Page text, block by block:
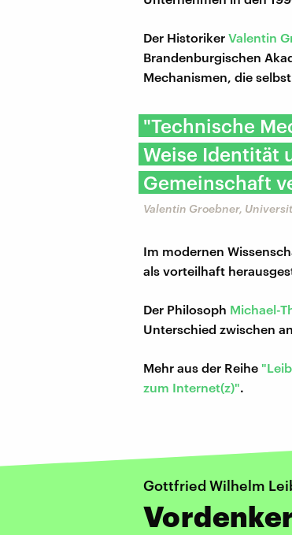
Der Historiker Valentin
Brandenburgischen
Mechanismen, die
"Technische
Weise Identität
Gemeinschaft
Valentin Groebner,
Im modernen
als vorteilhaft
Der Philosoph Michael-
Unterschied zwischen
Mehr aus der Reihe "
zum Internet(z)".
Gottfried Wilhelm